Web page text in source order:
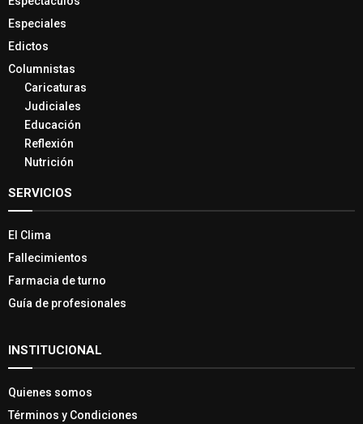
Especiales
Edictos
Columnistas
Caricaturas
Judiciales
Educación
Reflexión
Nutrición
SERVICIOS
El Clima
Fallecimientos
Farmacia de turno
Guía de profesionales
INSTITUCIONAL
Quienes somos
Términos y Condiciones